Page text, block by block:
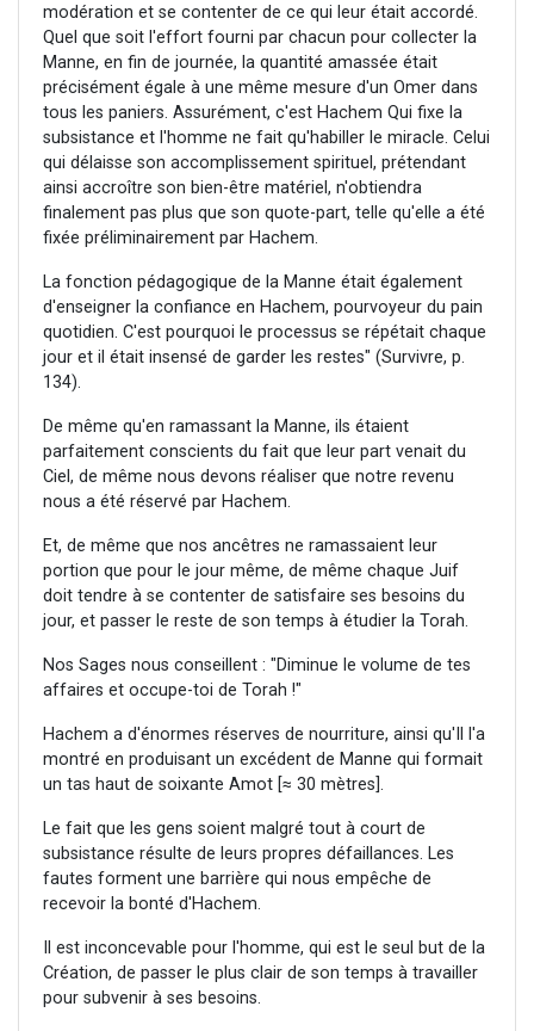
modération et se contenter de ce qui leur était accordé.
Quel que soit l'effort fourni par chacun pour collecter la
Manne, en fin de journée, la quantité amassée était
précisément égale à une même mesure d'un Omer dans
tous les paniers. Assurément, c'est Hachem Qui fixe la
subsistance et l'homme ne fait qu'habiller le miracle. Celui
qui délaisse son accomplissement spirituel, prétendant
ainsi accroître son bien-être matériel, n'obtiendra
finalement pas plus que son quote-part, telle qu'elle a été
fixée préliminairement par Hachem.
La fonction pédagogique de la Manne était également
d'enseigner la confiance en Hachem, pourvoyeur du pain
quotidien. C'est pourquoi le processus se répétait chaque
jour et il était insensé de garder les restes" (Survivre, p.
134).
De même qu'en ramassant la Manne, ils étaient
parfaitement conscients du fait que leur part venait du
Ciel, de même nous devons réaliser que notre revenu
nous a été réservé par Hachem.
Et, de même que nos ancêtres ne ramassaient leur
portion que pour le jour même, de même chaque Juif
doit tendre à se contenter de satisfaire ses besoins du
jour, et passer le reste de son temps à étudier la Torah.
Nos Sages nous conseillent : "Diminue le volume de tes
affaires et occupe-toi de Torah !"
Hachem a d'énormes réserves de nourriture, ainsi qu'Il l'a
montré en produisant un excédent de Manne qui formait
un tas haut de soixante Amot [≈ 30 mètres].
Le fait que les gens soient malgré tout à court de
subsistance résulte de leurs propres défaillances. Les
fautes forment une barrière qui nous empêche de
recevoir la bonté d'Hachem.
Il est inconcevable pour l'homme, qui est le seul but de la
Création, de passer le plus clair de son temps à travailler
pour subvenir à ses besoins.